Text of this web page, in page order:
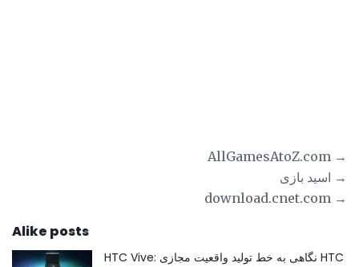
→ AllGamesAtoZ.com
→ اسید بازی
→ download.cnet.com
Alike posts
HTC Vive: نگاهی به خط تولید واقعیت مجازی HTC